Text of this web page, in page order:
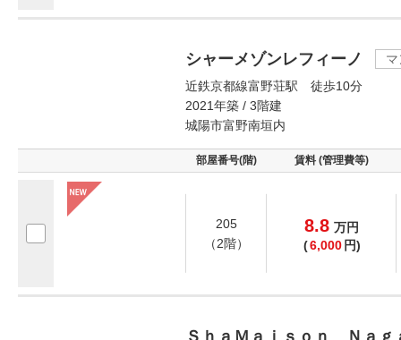
シャーメゾンレフィーノ
近鉄京都線富野荘駅 徒歩10分
2021年築 / 3階建
城陽市富野南垣内
部屋番号(階) 賃料 (管理費等)
205
（2階）
8.8 万円
(6,000 円)
ＳｈａＭａｉｓｏｎ Ｎａｇ